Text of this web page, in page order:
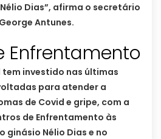
Dias”, afirma o secretário
Antunes.
Enfrentamento
investido nas últimas
para atender a
de Covid e gripe, com a
de Enfrentamento às
ginásio Nélio Dias e no